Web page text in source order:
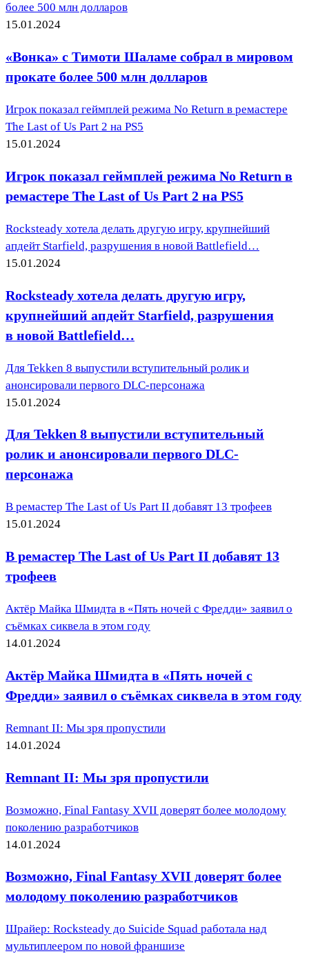
более 500 млн долларов
15.01.2024
«Вонка» с Тимоти Шаламе собрал в мировом
прокате более 500 млн долларов
Игрок показал геймплей режима No Return в ремастере
The Last of Us Part 2 на PS5
15.01.2024
Игрок показал геймплей режима No Return в
ремастере The Last of Us Part 2 на PS5
Rocksteady хотела делать другую игру, крупнейший
апдейт Starfield, разрушения в новой Battlefield…
15.01.2024
Rocksteady хотела делать другую игру,
крупнейший апдейт Starfield, разрушения
в новой Battlefield…
Для Tekken 8 выпустили вступительный ролик и
анонсировали первого DLC-персонажа
15.01.2024
Для Tekken 8 выпустили вступительный
ролик и анонсировали первого DLC-
персонажа
В ремастер The Last of Us Part II добавят 13 трофеев
15.01.2024
В ремастер The Last of Us Part II добавят 13
трофеев
Актёр Майка Шмидта в «Пять ночей с Фредди» заявил о
съёмках сиквела в этом году
14.01.2024
Актёр Майка Шмидта в «Пять ночей с
Фредди» заявил о съёмках сиквела в этом году
Remnant II: Мы зря пропустили
14.01.2024
Remnant II: Мы зря пропустили
Возможно, Final Fantasy XVII доверят более молодому
поколению разработчиков
14.01.2024
Возможно, Final Fantasy XVII доверят более
молодому поколению разработчиков
Шрайер: Rocksteady до Suicide Squad работала над
мультиплеером по новой франшизе